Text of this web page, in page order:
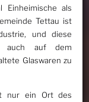
Einheimische als
Tettau ist
und diese
auch auf dem
Glaswaren zu
nur ein Ort des